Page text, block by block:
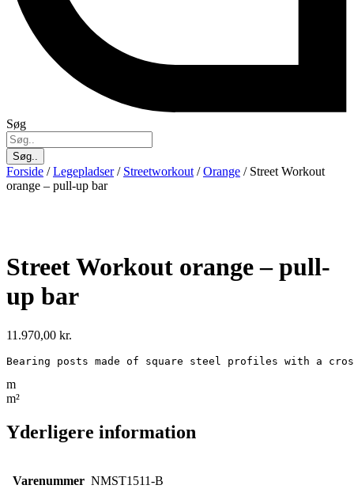
Søg
Søg..
Forside /Legepladser/ Streetworkout /Orange / Street Workout
orange – pull-up bar
Street Workout orange – pull-
up bar
11.970,00 kr.
Bearing posts made of square steel profiles with a
m
m²
Yderligere information
Varenummer NMST1511-B